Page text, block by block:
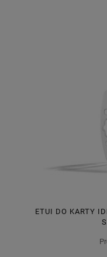
ETUI DO KARTY